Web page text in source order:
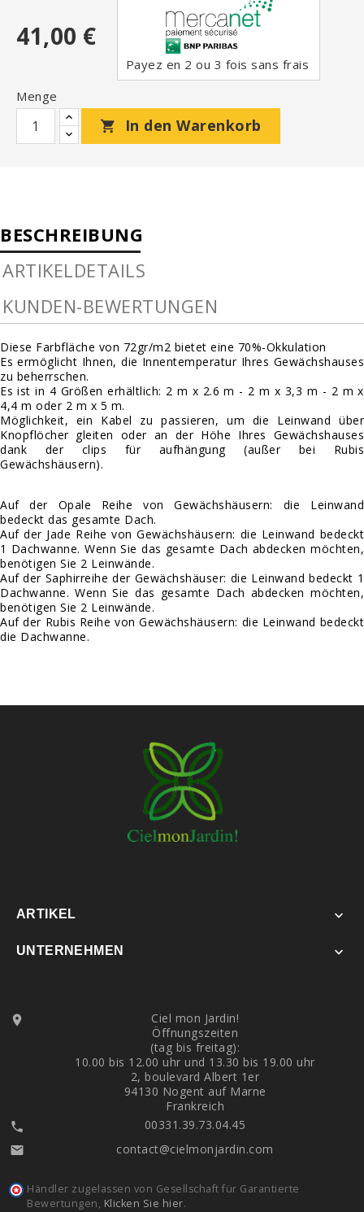
41,00 €
Payez en 2 ou 3 fois sans frais
Menge

In den Warenkorb
BESCHREIBUNG
ARTIKELDETAILS
KUNDEN-BEWERTUNGEN
Diese Farbfläche von 72gr/m2 bietet eine 70%-Okkulation
Es ermöglicht Ihnen, die Innentemperatur Ihres Gewächshauses
zu beherrschen.
Es ist in 4 Größen erhältlich: 2 m x 2.6 m - 2 m x 3,3 m - 2 m x
4,4 m oder 2 m x 5 m.
Möglichkeit, ein Kabel zu passieren, um die Leinwand über
Knopflöcher gleiten oder an der Höhe Ihres Gewächshauses
dank der clips für aufhängung(außer bei Rubis
Gewächshäusern).
Auf der Opale Reihe von Gewächshäusern: die Leinwand
bedeckt das gesamte Dach.
Auf der Jade Reihe von Gewächshäusern: die Leinwand bedeckt
1 Dachwanne. Wenn Sie das gesamte Dach abdecken möchten,
benötigen Sie 2 Leinwände.
Auf der Saphirreihe der Gewächshäuser: die Leinwand bedeckt 1
Dachwanne. Wenn Sie das gesamte Dach abdecken möchten,
benötigen Sie 2 Leinwände.
Auf der Rubis Reihe von Gewächshäusern: die Leinwand bedeckt
die Dachwanne.
ARTIKEL 
UNTERNEHMEN 

Ciel mon Jardin!
Öffnungszeiten
(tag bis freitag):
10.00 bis 12.00 uhr und 13.30 bis 19.00 uhr
2, boulevard Albert 1er
94130 Nogent auf Marne
Frankreich
 00331.39.73.04.45
 contact@cielmonjardin.com
Händler zugelassen von Gesellschaft für Garantierte
Bewertungen, Klicken Sie hier.